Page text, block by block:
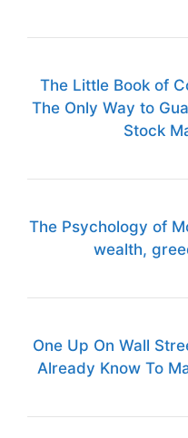
The Little Book of
The Only Way to
Stock
The Psychology of
wealth,
One Up On Wall
Already Know To